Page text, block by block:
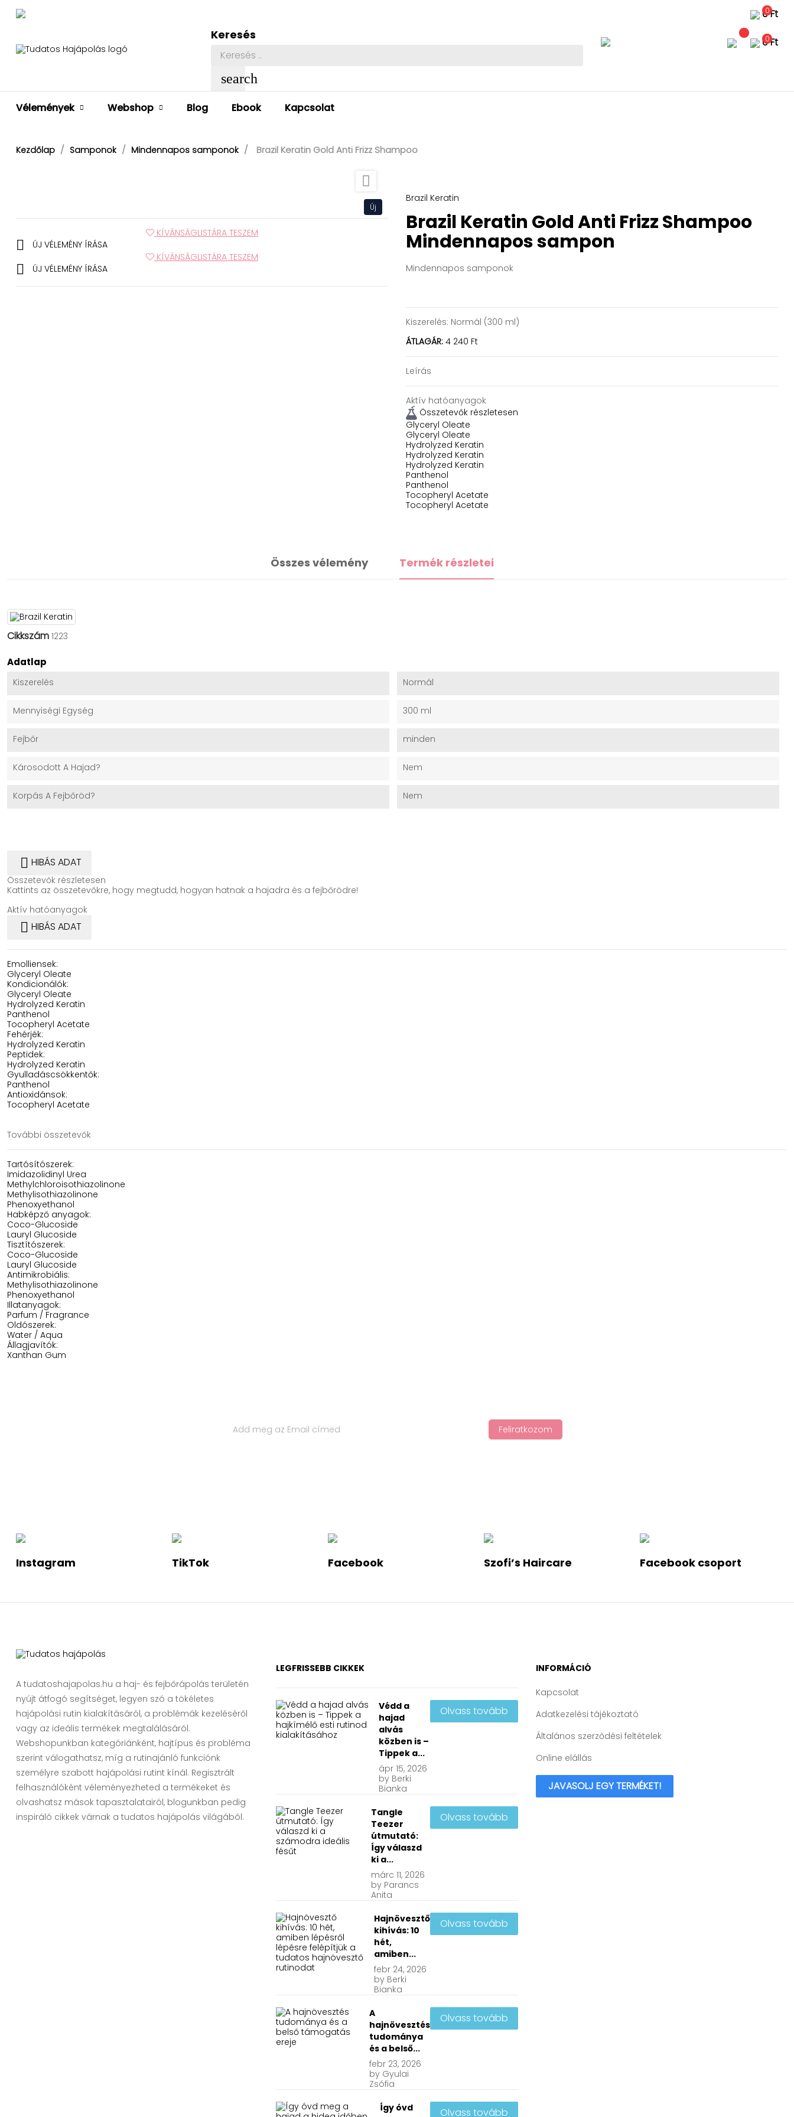
0
0 Ft
Keresés
search
0
0 Ft
Vélemények Webshop Blog Ebook Kapcsolat
Kezdőlap Samponok Mindennapos samponok Brazil Keratin Gold Anti Frizz Shampoo
Új

KÍVÁNSÁGLISTÁRA TESZEM

ÚJ VÉLEMÉNY ÍRÁSA
KÍVÁNSÁGLISTÁRA TESZEM
 ÚJ VÉLEMÉNY ÍRÁSA
Brazil Keratin
Brazil Keratin Gold Anti Frizz Shampoo
Mindennapos sampon
Mindennapos samponok
Kiszerelés: Normál (300 ml)
ÁTLAGÁR: 4 240 Ft
Leírás
Aktív hatóanyagok
Összetevők részletesen
Glyceryl Oleate
Glyceryl Oleate
Hydrolyzed Keratin
Hydrolyzed Keratin
Hydrolyzed Keratin
Panthenol
Panthenol
Tocopheryl Acetate
Tocopheryl Acetate
Összes vélemény Termék részletei
Cikkszám 1223
Adatlap
Kiszerelés Normál
Mennyiségi Egység 300 ml
Fejbőr minden
Károsodott A Hajad? Nem
Korpás A Fejbőröd? Nem
 HIBÁS ADAT
Összetevők részletesen
Kattints az összetevőkre, hogy megtudd, hogyan hatnak a hajadra és a fejbőrödre!
Aktív hatóanyagok
 HIBÁS ADAT
Emolliensek:
Glyceryl Oleate
Kondicionálók:
Glyceryl Oleate
Hydrolyzed Keratin
Panthenol
Tocopheryl Acetate
Fehérjék:
Hydrolyzed Keratin
Peptidek:
Hydrolyzed Keratin
Gyulladáscsökkentők:
Panthenol
Antioxidánsok:
Tocopheryl Acetate
További összetevők
Tartósítószerek:
Imidazolidinyl Urea
Methylchloroisothiazolinone
Methylisothiazolinone
Phenoxyethanol
Habképző anyagok:
Coco-Glucoside
Lauryl Glucoside
Tisztítószerek:
Coco-Glucoside
Lauryl Glucoside
Antimikrobiális:
Methylisothiazolinone
Phenoxyethanol
Illatanyagok:
Parfum / Fragrance
Oldószerek:
Water / Aqua
Állagjavítók:
Xanthan Gum
Feliratkozom
Instagram TikTok Facebook Szofi’s Haircare Facebook csoport
A tudatoshajapolas.hu a haj- és fejbőrápolás területén
nyújt átfogó segítséget, legyen szó a tökéletes
hajápolási rutin kialakításáról, a problémák kezeléséről
vagy az ideális termékek megtalálásáról.
Webshopunkban kategóriánként, hajtípus és probléma
szerint válogathatsz, míg a rutinajánló funkciónk
személyre szabott hajápolási rutint kínál. Regisztrált
felhasználóként véleményezheted a termékeket és
olvashatsz mások tapasztalatairól, blogunkban pedig
inspiráló cikkek várnak a tudatos hajápolás világából.
LEGFRISSEBB CIKKEK
Védd a
hajad
alvás
közben is –
Tippek a...
ápr15, 2026
by Berki
Bianka
Olvass tovább
Tangle
Teezer
útmutató:
Így válaszd
ki a...
márc 11, 2026
byParancs
Anita
Olvass tovább
Hajnövesztő
kihívás: 10
hét,
amiben...
febr 24, 2026
byBerki
Bianka
Olvass tovább
A
hajnövesztés
tudománya
és a belső...
febr 23, 2026
byGyulai
Zsófia
Olvass tovább
Így óvd
Olvass tovább
INFORMÁCIÓ
Kapcsolat
Adatkezelési tájékoztató
Általános szerződési feltételek
Online elállás
JAVASOLJ EGY TERMÉKET!